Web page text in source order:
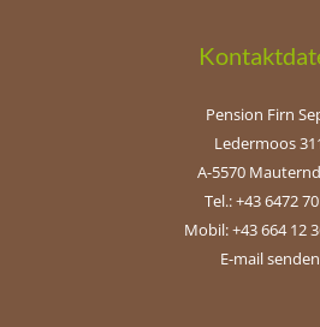
Pension Firn
Ledermoos
A-5570
Tel.: +43 6472
Mobil: +43 664 12
E-mail senden